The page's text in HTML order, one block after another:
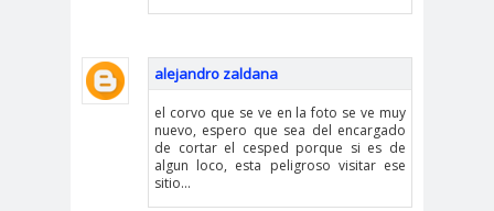
alejandro zaldana
el corvo que se ve en la foto se ve muy
nuevo, espero que sea del encargado
de cortar el cesped porque si es de
algun loco, esta peligroso visitar ese
sitio...